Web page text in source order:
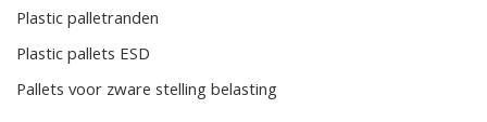
Plastic palletranden
Plastic pallets ESD
Pallets voor zware stelling belasting